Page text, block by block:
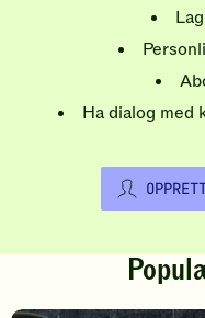
Ha dialog med